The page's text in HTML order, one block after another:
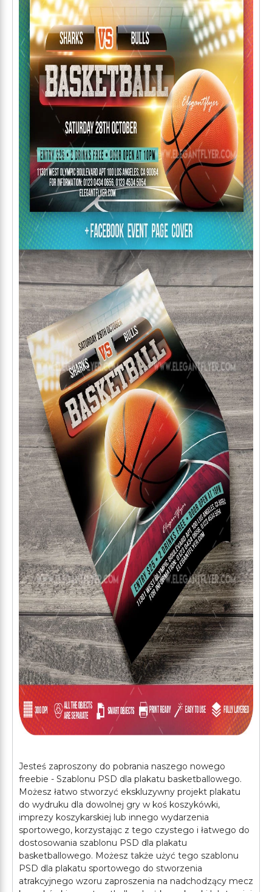
Jesteś zaproszony do pobrania naszego nowego
freebie - Szablonu PSD dla plakatu basketballowego.
Możesz łatwo stworzyć ekskluzywny projekt plakatu
do wydruku dla dowolnej gry w koś koszykówki,
imprezy koszykarskiej lub innego wydarzenia
sportowego, korzystając z tego czystego i łatwego do
dostosowania szablonu PSD dla plakatu
basketballowego. Możesz także użyć tego szablonu
PSD dla plakatu sportowego do stworzenia
atrakcyjnego wzoru zaproszenia na nadchodzący mecz